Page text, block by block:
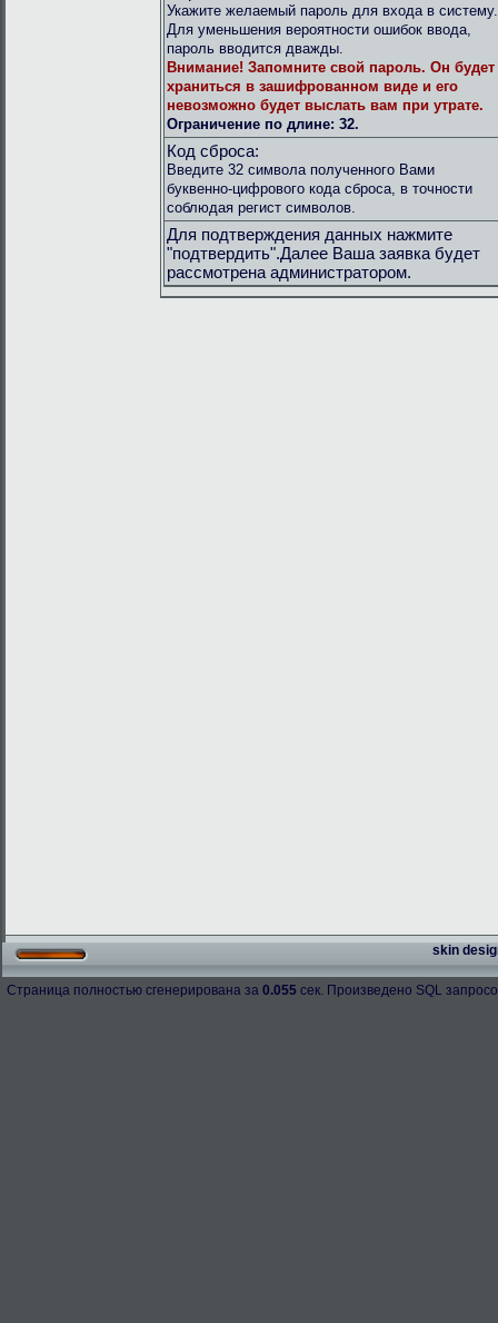
Укажите желаемый пароль для входа в систему.
Для уменьшения вероятности ошибок ввода,
пароль вводится дважды.
Внимание! Запомните свой пароль. Он будет
храниться в зашифрованном виде и его
невозможно будет выслать вам при утрате.
Ограничение по длине: 32.
Код сброса:
Введите 32 символа полученного Вами
буквенно-цифрового кода сброса, в точности
соблюдая регист символов.
Для подтверждения данных нажмите
"подтвердить".Далее Ваша заявка будет
рассмотрена администратором.
skin
Страница полностью сгенерирована за 0.055 сек. Произведено SQL